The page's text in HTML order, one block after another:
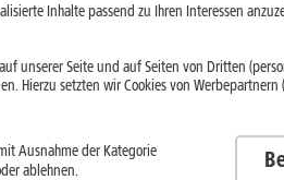
Mitteilungen
gehören zu den
den Akku stärker belasten.
Inhalte passend zu Ihren Interessen
unserer Seite und auf Seiten von Dritten
Hierzu setzten wir Cookies von
Ausnahme der Kategorie
ablehnen.